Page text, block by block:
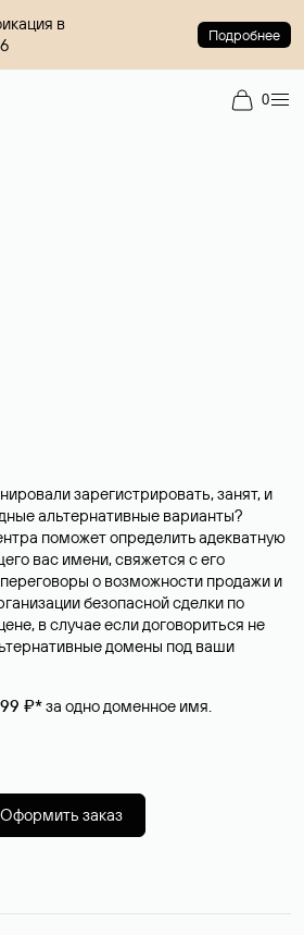
в
Подробнее
0
зарегистрировать, занят, и
альтернативные варианты?
поможет определить адекватную
вас имени, свяжется с его
о возможности продажи и
безопасной сделки по
в случае если договориться не
домены под ваши
₽*за одно доменное имя.
Оформить заказ